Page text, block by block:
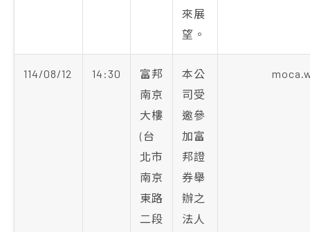
來展
望。
114/08/12 14:30
富邦
南京
大樓
(台
北市
南京
東路
二段
本公
司受
邀參
加富
邦證
券舉
辦之
法人